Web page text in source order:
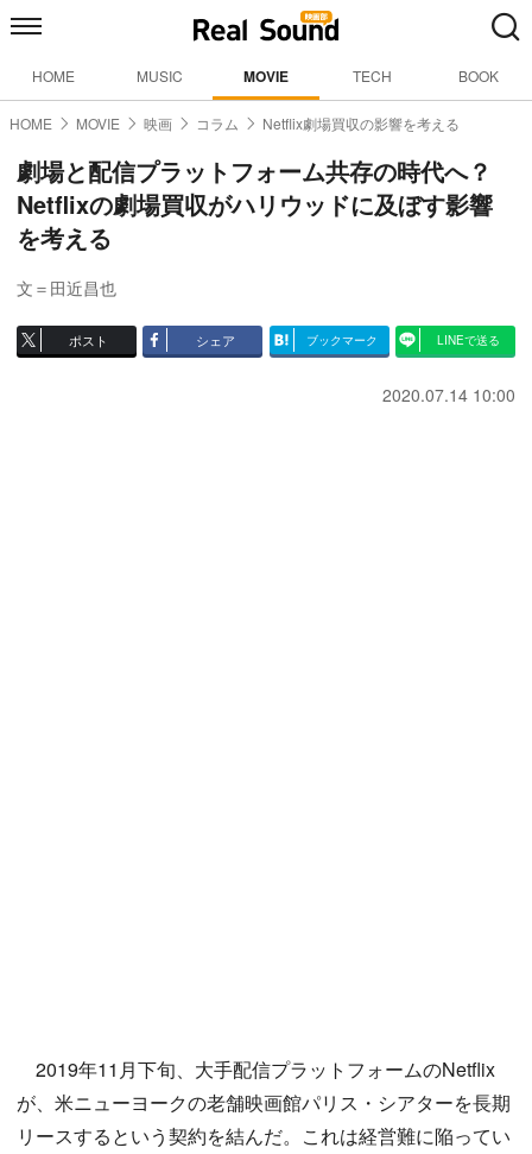
HOME MUSIC MOVIE TECH BOOK
HOME MOVIE 映画 コラム Netflix劇場買収の影響を考える
劇場と配信プラットフォーム共存の時代へ？
Netflixの劇場買収がハリウッドに及ぼす影響
を考える
文＝田近昌也
ポスト シェア ブックマーク LINEで送る
2020.07.14 10:00
2019年11月下旬、大手配信プラットフォームのNetflix
が、米ニューヨークの老舗映画館パリス・シアターを長期
リースするという契約を結んだ。これは経営難に陥ってい